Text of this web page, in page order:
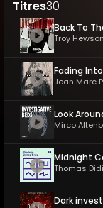
30
Titres
Back To
Troy Hewson
Fading
Jean Marc
Look
Mirco
Midnight
Thomas
Dark